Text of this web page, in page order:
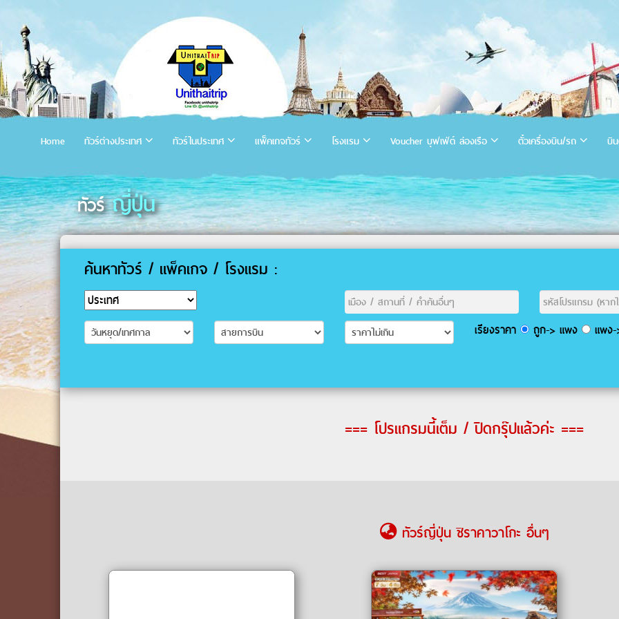
Home ทัวร์ต่างประเทศ ทัวร์ในประเทศ แพ็คเกจทัวร์ โรงแรม Voucher บุฟเฟ่ต์ ล่องเรือ ตั๋วเครื่องบิน/รถ บิ
ทัวร์ ญี่ปุ่น
ค้นหาทัวร์ / แพ็คเกจ / โรงแรม :
เรียงราคา ถูก-> แพง แพง-
=== โปรแกรมนี้เต็ม / ปิดกรุ๊ปแล้วค่ะ ===
ทัวร์ญี่ปุ่น ชิราคาวาโกะ อื่นๆ